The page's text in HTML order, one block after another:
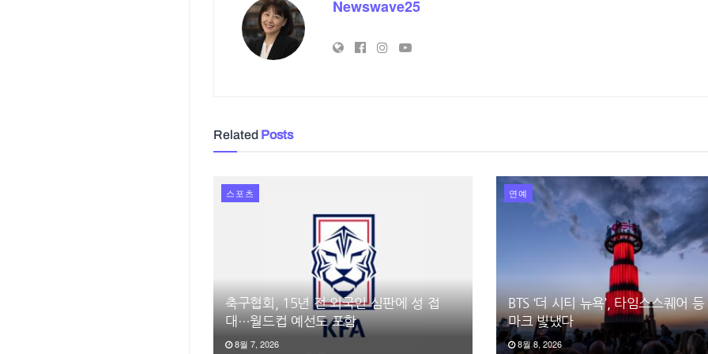
Newswave25
Related Posts
스포츠
축구협회, 15년 전 외국인 심판에 성 접
대…월드컵 예선도 포함
8월 7, 2026
연예
BTS ‘더 시티 뉴욕’, 타임스스퀘어
마크 빛냈다
8월 8, 2026